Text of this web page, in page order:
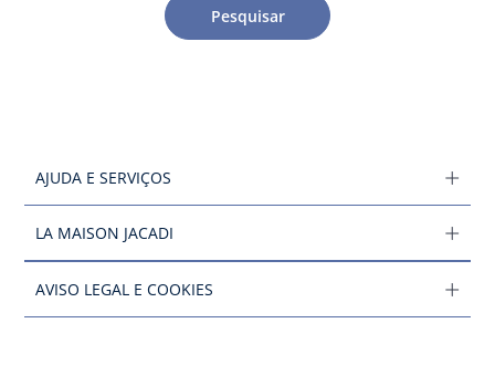
Pesquisar
AJUDA E SERVIÇOS
LA MAISON JACADI
AVISO LEGAL E COOKIES